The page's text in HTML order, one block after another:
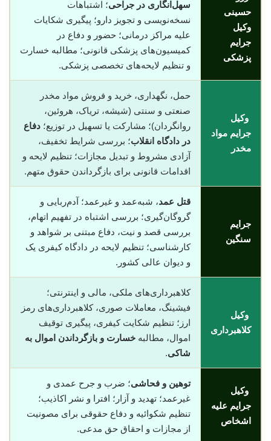
حسینی
وکیل
جرایم
پزشکی
سهل‌انگاری در جراحی؛ اشتباهات
نسخه‌نویسی و تجویز دارو؛ پیگیری شکایات
علیه مراکز درمانی؛ حضور و دفاع در
کمیسیون‌های پزشکی قانونی؛ مطالبه خسارت
و تنظیم لایحه‌های تخصصی پزشکی.
وکیل
جرایم مواد
مخدر
حمل، نگهداری، خرید و فروش مواد مخدر
صنعتی و سنتی (شیشه، تریاک، هروئین،
روانگردان)؛ مشارکت یا تسهیل در توزیع؛ دفاع
در دادگاه انقلاب؛ بررسی شرایط تخفیف،
آزادی مشروط و تبدیل مجازات؛ تنظیم لایحه و
اقدامات قانونی برای بازگرداندن حقوق متهم.
جرایم
سنگین
قتل عمد، شبه‌عمد و غیرعمد؛ آدم‌ربایی و
گروگان‌گیری؛ بررسی اشتباه در تفهیم اتهام،
بررسی قصد و نیت، دفاع مبتنی بر شواهد و
کارشناسی؛ تنظیم لایحه در دادگاه کیفری یک
و دیوان عالی کشور.
وکیل
کلاهبرداری
کلاهبرداری‌های ملکی، مالی و اینترنتی؛
فیشینگ، معاملات صوری، کلاهبرداری‌های رمز
ارز؛ تنظیم شکایت کیفری، پیگیری توقیف
اموال، مطالبه خسارت و بازگرداندن اموال به
شاکی.
وکیل
جرایم علیه
اشخاص
توهین و فحاشی؛ ضرب و جرح عمدی و
غیرعمد؛ تهدید و آزار؛ افترا و نشر اکاذیب؛
تنظیم شکوائیه و دفاع حقوقی برای مصونیت
از مجازات و احقاق حق مدعی.